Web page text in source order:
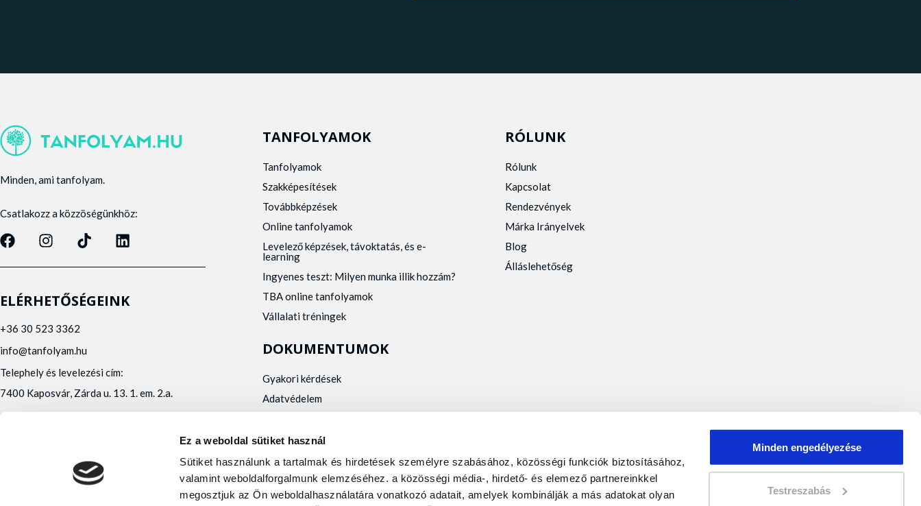
Ez a weboldal sütiket használ
Sütiket használunk a tartalmak és hirdetések személyre szabásához, közösségi funkciók biztosításához,
valamint weboldalforgalmunk elemzéséhez. a közösségi média-, hirdető- és elemező partnereinkkel
megosztjuk az Ön weboldalhasználatára vonatkozó adatait, amelyek kombinálják a más adatokat olyan
Minden engedélyezése
Testreszabás
Minden, ami tanfolyam.
Csatlakozz a közzöségünkhöz:
ELÉRHETŐSÉGEINK
+36 30 523 3362
info@tanfolyam.hu
Telephely és levelezési cím:
7400 Kaposvár, Zárda u. 13. 1. em. 2.a.
Felnőttképző engedély száma: E/2020/000010
Felnőttképző nyilvántartásba vételi száma:
TANFOLYAMOK
Tanfolyamok
Szakképesítések
Továbbképzések
Online tanfolyamok
Levelező képzések, távoktatás, és e-
learning
Ingyenes teszt: Milyen munka illik hozzám?
TBA online tanfolyamok
Vállalati tréningek
DOKUMENTUMOK
Gyakori kérdések
Adatvédelem
Orvosi alkalmassági
RÓLUNK
Rólunk
Kapcsolat
Rendezvények
Márka Irányelvek
Blog
Álláslehetőség